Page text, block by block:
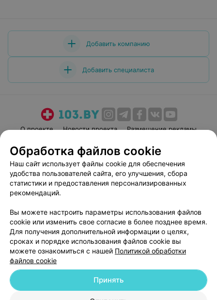
Добавить компанию
Добавить специалиста
О проекте Новости проекта
Размещение рекламы
Пользовательское соглашение
Способы оплаты
Вакансии
Партнеры
Написать руководителю 103.by
Персональные настройки cookie
Обработка персональных данных
© 2026 ООО «Артокс Лаб», УНП 191700409| 220012, Республика Беларусь,
Обработка файлов cookie
Наш сайт использует файлы cookie для обеспечения
удобства пользователей сайта, его улучшения, сбора
статистики и предоставления персонализированных
рекомендаций.
Вы можете настроить параметры использования файлов
cookie или изменить свое согласие в более позднее время.
Для получения дополнительной информации о целях,
сроках и порядке использования файлов cookie вы
можете ознакомиться с нашей Политикой обработки
файлов cookie
Принять